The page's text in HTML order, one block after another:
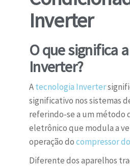
Inverter
O que significa
Inverter?
Atecnologia Inverter
significativo nos sistemas
referindo-se a um método
eletrônico que modula a
operação docompressor
Diferente dos aparelhos